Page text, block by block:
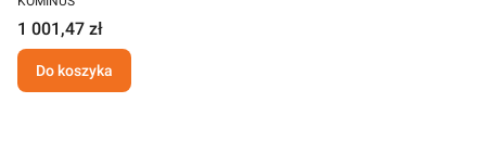
1 001,47 zł
Do koszyka